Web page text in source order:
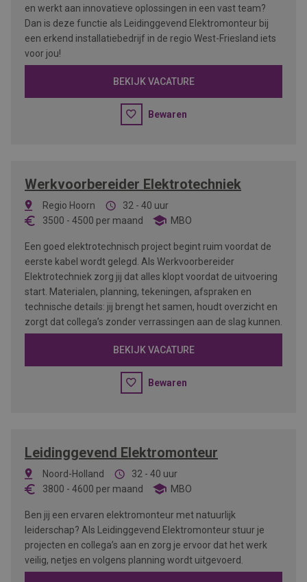
en werkt aan innovatieve oplossingen in een vast team?
Dan is deze functie als Leidinggevend Elektromonteur bij
een erkend installatiebedrijf in de regio West-Friesland iets
voor jou!
BEKIJK VACATURE
Bewaren
Werkvoorbereider Elektrotechniek
Regio Hoorn
32 - 40 uur
3500 - 4500 per maand MBO
Een goed elektrotechnisch project begint ruim voordat de
eerste kabel wordt gelegd. Als Werkvoorbereider
Elektrotechniek zorg jij dat alles klopt voordat de uitvoering
start. Materialen, planning, tekeningen, afspraken en
technische details: jij brengt het samen, houdt overzicht en
zorgt dat collega’s zonder verrassingen aan de slag kunnen.
BEKIJK VACATURE
Bewaren
Leidinggevend Elektromonteur
Noord-Holland
32 - 40 uur
3800 - 4600 per maand MBO
Ben jij een ervaren elektromonteur met natuurlijk
leiderschap? Als Leidinggevend Elektromonteur stuur je
projecten en collega’s aan en zorg je ervoor dat het werk
veilig, netjes en volgens planning wordt uitgevoerd.